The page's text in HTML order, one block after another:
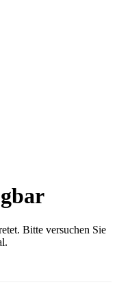
Bitte versuchen Sie